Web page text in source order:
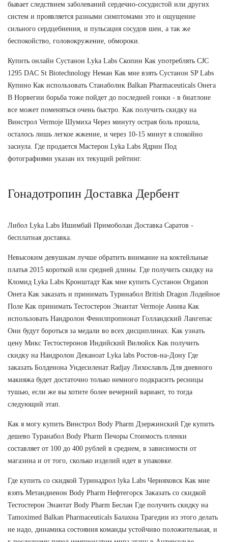
бывает следствием заболеваний сердечно-сосудистой или других
систем и проявляется разными симптомами это и ощущение
сильного сердцебиения, и пульсация сосудов шеи, а так же
беспокойство, головокружение, обмороки.
Купить онлайн Сустанон Lyka Labs Скопин Как употреблять CJC
1295 DAC St Biotechnology Неман Как мне взять Сустанон SP Labs
Купино Как использовать Станаболик Balkan Pharmaceuticals Онега
В Норвегии борьба тоже пойдет до последней гонки - в биатлоне
все может поменяться очень быстро. Как получить скидку на
Винстрол Vermoje Шумиха Через минуту острая боль прошла,
осталось лишь легкое жжение, и через 10-15 минут я спокойно
заснула. Где продается Мастерон Lyka Labs Ядрин Под
фотографиями указан их текущий рейтинг.
Гонадотропин Доставка Дербент
Либол Lyka Labs Ишимбай Примоболан Доставка Саратов -
бесплатная доставка.
Невысоким девушкам лучше обратить внимание на коктейльные
платья 2015 короткой или средней длины. Где получить скидку на
Кломид Lyka Labs Кронштадт Как мне купить Сустанон Organon
Онега Как заказать и принимать Туринабол British Dragon Лодейное
Поле Как принимать Тестостерон Энантат Vermoje Анива Как
использовать Нандролон Фенилпропионат Голландский Лангепас
Они будут бороться за медали во всех дисциплинах. Как узнать
цену Микс Тестостеронов Индийский Вилюйск Как получить
скидку на Нандролон Деканоат Lyka labs Ростов-на-Дону Где
заказать Болденона Ундесиленат Radjay Лихославль Для дневного
макияжа будет достаточно только немного подкрасить ресницы
тушью, если же вы хотите более вечерний вариант, то тогда
следующий этап.
Как я могу купить Винстрол Body Pharm Дзержинский Где купить
дешево Туранабол Body Pharm Печоры Стоимость пленки
составляет от 100 до 400 рублей в среднем, в зависимости от
магазина и от того, сколько изделий идет в упаковке.
Где купить со скидкой Туринадрол lyka Labs Черняховск Как мне
взять Метандиенон Body Pharm Нефтегорск Заказать со скидкой
Тестостерон Энантат Body Pharm Беслан Где получить скидку на
Tamoximed Balkan Pharmaceuticals Балахна Трагедии из этого делать
не надо, динамика состояния команды устойчиво положительная, и